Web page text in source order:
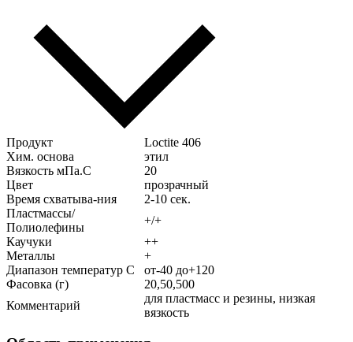
Продукт
Loctite 406
Хим. основа
этил
Вязкость мПа.С
20
Цвет
прозрачный
Время схватыва-ния
2-10 сек.
Пластмассы/
Полиолефины
+/+
Каучуки
++
Металлы
+
Диапазон температур С
от-40 до+120
Фасовка (г)
20,50,500
Комментарий
для пластмасс и резины, низкая
вязкость